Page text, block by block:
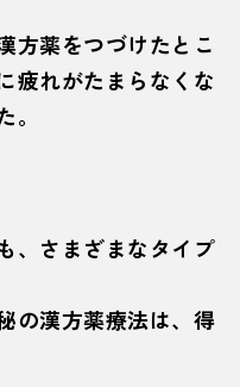
方薬をつづけたとこ
疲れがたまらなくな
、さまざまなタイプ
の漢方薬療法は、得